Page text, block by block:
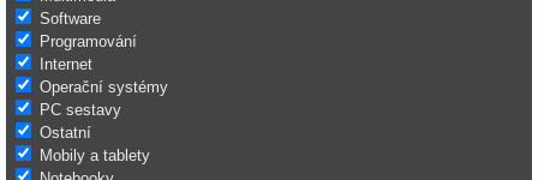
Software
Programování
Internet
Operační systémy
PC sestavy
Ostatní
Mobily a tablety